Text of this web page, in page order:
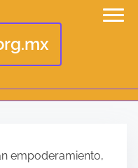
empoderamiento,